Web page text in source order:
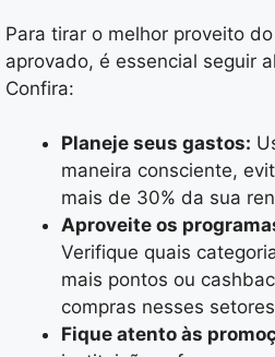
Para tirar o melhor proveito
aprovado, é essencial seguir
Confira:
Planeje seus gastos:
maneira consciente,
mais de 30% da sua
Aproveite os
Verifique quais
mais pontos ou
compras nesses
Fique atento às